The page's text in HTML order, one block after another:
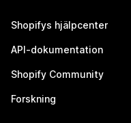
Shopifys hjälpcenter
API-dokumentation
Shopify Community
Forskning